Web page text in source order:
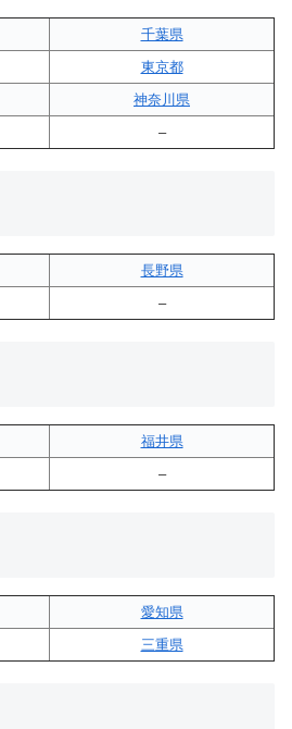
千葉県
東京都
神奈川県
–
長野県
–
福井県
–
愛知県
三重県